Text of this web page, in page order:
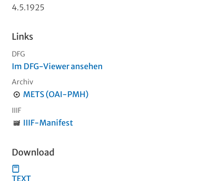
4.5.1925
Links
DFG
Im DFG-Viewer ansehen
Archiv
METS (OAI-PMH)
IIIF
IIIF-Manifest
Download
TEXT